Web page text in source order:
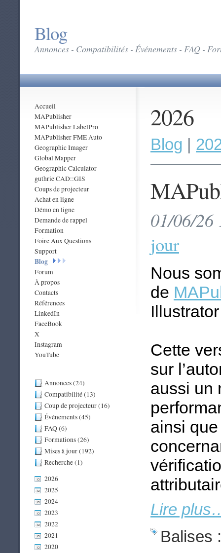
Blog
Annonces - Compatibilités - Événements - FAQ -
Accueil
MAPublisher
MAPublisher LabelPro
MAPublisher FME Auto
Geographic Imager
Global Mapper
Geographic Calculator
guthrie CAD::GIS
Coups de projecteur
Achat en ligne
Démo en ligne
Demande de rappel
Formation
Foire Aux Questions
Support
Blog
Forum
À propos
Contacts
Références
LinkedIn
FaceBook
X
Instagram
YouTube
Annonces (24)
Compatibilité (13)
Coup de projecteur (16)
Événements (45)
FAQ (6)
Formations (26)
Mises à jour (192)
Recherche (1)
2026
2025
2024
2023
2022
2021
2020
2026
Blog |
01/06/
jour
Nous
de
Cette
sur
aussi un
ainsi
Lire
Balises